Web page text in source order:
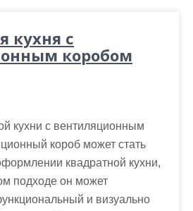
кухня с
коробом
кухни с вентиляционным
короб может стать
квадратной кухни,
подходе он может
и визуально